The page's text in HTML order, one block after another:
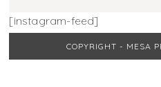
[instagram-feed]
COPYRIGHT - MESA